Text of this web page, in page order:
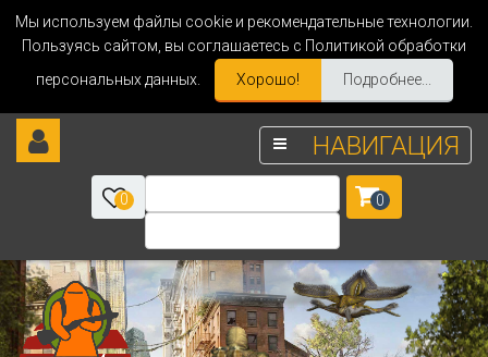
Мы используем файлы cookie и рекомендательные технологии.
Пользуясь сайтом, вы соглашаетесь с Политикой обработки
персональных данных.
Хорошо! Подробнее...
НАВИГАЦИЯ
0 0